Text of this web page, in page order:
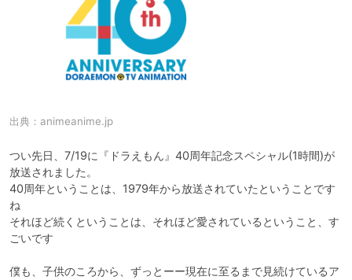
出典： animeanime.jp
つい先日、7/19に『ドラえもん』40周年記念スペシャル(1時間)が
放送されました。
40周年ということは、1979年から放送されていたということです
ね
それほど続くということは、それほど愛されているということ、す
ごいです
僕も、子供のころから、ずっとーー現在に至るまで見続けているア